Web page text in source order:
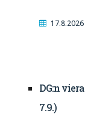
DG:n
7.9.)